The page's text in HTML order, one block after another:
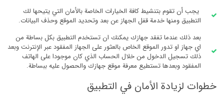
يجب أن تقوم بتنشيط كافة الخيارات الخاصة بالأمان التي يتيحها لك
التطبيق ومنها خدمة قفل الجهاز عن بعد وتحديد الموقع وحذف البيانات.
بعد ذلك عندما تفقد جهازك يمكنك ان تستخدم التطبيق بكل بساطة من
اي جهاز او تدور الموقع الخاص بالعثور على الجهاز المفقود عبر الإنترنت وبعد
ذلك تسجيل الدخول من خلال الحساب الذي كان موجودا على الهاتف
المفقود وبعدها تستطيع معرفة موقع جهازك والحصول عليه ببساطة.
خطوات لزيادة الأمان في التطبيق